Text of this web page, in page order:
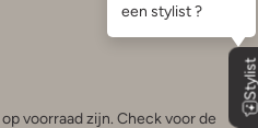
voorraad zijn. Check voor de